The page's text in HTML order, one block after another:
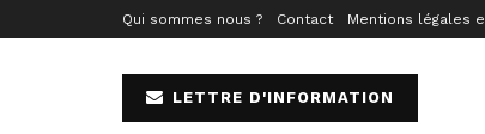
Qui sommes nous ? Contact Mentions légales
LETTRE D'INFORMATION